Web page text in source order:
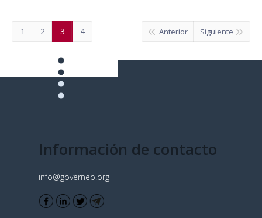
1 2 3 4 Anterior Siguiente
Información de contacto
info@governeo.org